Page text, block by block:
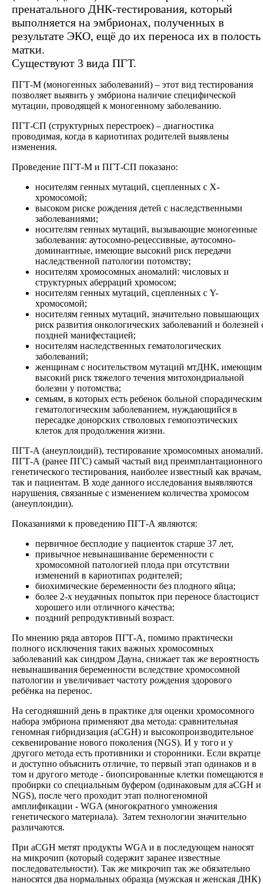
пренатального ДНК-тестирования, который
выполняется на эмбрионах, полученных в
результате ЭКО, ещё до их переноса их в полость
матки.
Существуют 3 вида ПГТ.
ПГТ-М (моногенных заболеваний) – этот вид тестирования
позволяет выявить у эмбриона наличие специфической
мутации, проводящей к моногенному заболеванию.
ПГТ-СП (структурных перестроек) – диагностика
проводимая, когда в кариотипах родителей выявлены
изменения.
Проведение ПГТ-М и ПГТ-СП показано:
носителям генных мутаций, сцепленных с X-
хромосомой;
высоком риске рождения детей с наследственными
заболеваниями;
носителям генных мутаций, вызывающие моногенные
заболевания: аутосомно-рецессивные, аутосомно-
доминантные, имеющие высокий риск передачи
наследственной патологии потомству;
носителям хромосомных аномалий: числовых и
структурных аберраций хромосом;
носителям генных мутаций, сцепленных с Y-
хромосомой;
носителям генных мутаций, значительно повышающих
риск развития онкологических заболеваний и болезней
поздней манифестацией;
носителям наследственных гематологических
заболеваний;
женщинам с носительством мутаций мтДНК, имеющим
высокий риск тяжелого течения митохондриальной
болезни у потомства;
семьям, в которых есть ребенок больной спорадическим
гематологическим заболеванием, нуждающийся в
пересадке донорских стволовых гемопоэтических
клеток для продолжения жизни.
ПГТ-А (анеуплоидий), тестирование хромосомных аномалий.
ПГТ-А (ранее ПГС) самый частый вид преимплантационного
генетического тестирования, наиболее известный как врачам,
так и пациентам. В ходе данного исследования выявляются
нарушения, связанные с изменением количества хромосом
(анеуплоидии).
Показаниями к проведению ПГТ-А являются:
первичное бесплодие у пациенток старше 37 лет,
привычное невынашивание беременности с
хромосомной патологией плода при отсутствии
изменений в кариотипах родителей;
биохимические беременности без плодного яйца;
более 2-х неудачных попыток при переносе бластоцист
хорошего или отличного качества;
поздний репродуктивный возраст.
По мнению ряда авторов ПГТ-А, помимо практически
полного исключения таких важных хромосомных
заболеваний как синдром Дауна, снижает так же вероятность
невынашивания беременности вследствие хромосомной
патологии и увеличивает частоту рождения здорового
ребёнка на перенос.
На сегодняшний день в практике для оценки хромосомного
набора эмбриона применяют два метода: сравнительная
геномная гибридизация (aCGH) и высокопроизводительное
секвенирование нового поколения (NGS). И у того и у
другого метода есть противники и сторонники. Если вкратце
и доступно объяснить отличие, то первый этап одинаков и в
том и другого методе - биопсированные клетки помещаются
пробирки со специальным буфером (одинаковым для aCGH и
NGS), после чего проходит этап полногеномной
амплификации - WGA (многократного умножения
генетического материала). Затем технологии значительно
различаются.
При aCGH метят продукты WGA и в последующем наносят
на микрочип (который содержит заранее известные
последовательности). Так же микрочип так же обязательно
наносятся два нормальных образца (мужская и женская ДНК)